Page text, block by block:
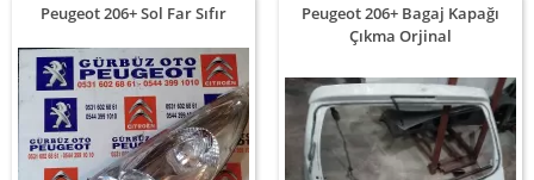
Peugeot 206+ Sol Far Sıfır
Peugeot 206+ Bagaj Kapağı
Çıkma Orjinal